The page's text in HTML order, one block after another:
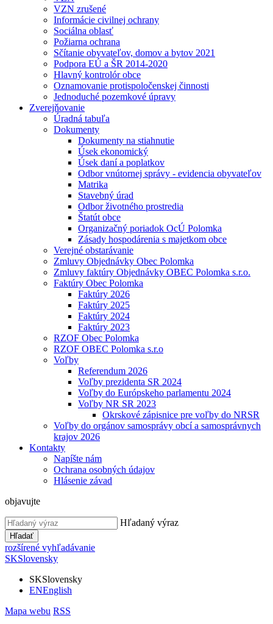
VZN zrušené
Informácie civilnej ochrany
Sociálna oblasť
Požiarna ochrana
Sčítanie obyvateľov, domov a bytov 2021
Podpora EÚ a ŠR 2014-2020
Hlavný kontrolór obce
Oznamovanie protispoločenskej činnosti
Jednoduché pozemkové úpravy
Zverejňovanie
Úradná tabuľa
Dokumenty
Dokumenty na stiahnutie
Úsek ekonomický
Úsek daní a poplatkov
Odbor vnútornej správy - evidencia obyvateľov
Matrika
Stavebný úrad
Odbor životného prostredia
Štatút obce
Organizačný poriadok OcÚ Polomka
Zásady hospodárenia s majetkom obce
Verejné obstarávanie
Zmluvy Objednávky Obec Polomka
Zmluvy faktúry Objednávky OBEC Polomka s.r.o.
Faktúry Obec Polomka
Faktúry 2026
Faktúry 2025
Faktúry 2024
Faktúry 2023
RZOF Obec Polomka
RZOF OBEC Polomka s.r.o
Voľby
Referendum 2026
Voľby prezidenta SR 2024
Voľby do Európskeho parlamentu 2024
Voľby NR SR 2023
Okrskové zápisnice pre voľby do NRSR
Voľby do orgánov samosprávy obcí a samosprávnych
krajov 2026
Kontakty
Napíšte nám
Ochrana osobných údajov
Hlásenie závad
objavujte
Hľadaný výraz
Hľadať
rozšírené vyhľadávanie
SKSlovensky
SKSlovensky
ENEnglish
Mapa webu RSS